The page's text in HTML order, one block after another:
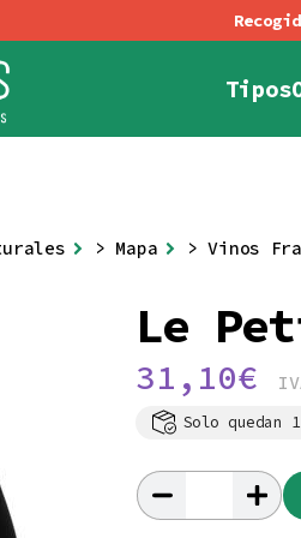
Tipos
TintosBlancos
Condiciones
> Mapa >Vinos
Le
31,10€
Solo quedan
Petit